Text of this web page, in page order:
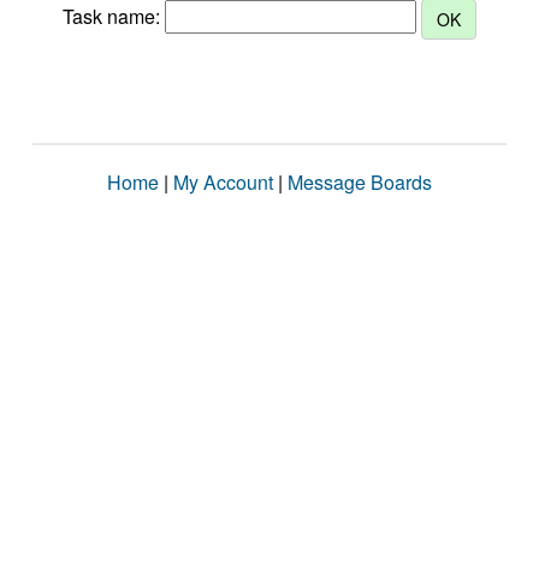
Task name:
Home | My Account | Message Boards